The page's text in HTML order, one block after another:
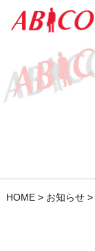
HOME> お知らせ>